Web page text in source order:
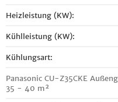
Heizleistung (KW):
Kühlleistung (KW):
Kühlungsart:
Panasonic CU-Z35CKE
35 - 40 m²